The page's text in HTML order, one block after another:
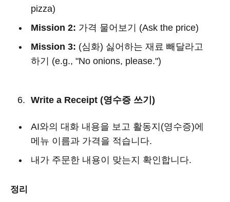
pizza)
Mission 2: 가격 물어보기 (Ask the price)
Mission 3: (심화) 싫어하는 재료 빼달라고
하기 (e.g., "No onions, please.")
Write a Receipt (영수증 쓰기)
AI와의 대화 내용을 보고 활동지(영수증)에
메뉴 이름과 가격을 적습니다.
내가 주문한 내용이 맞는지 확인합니다.
정리